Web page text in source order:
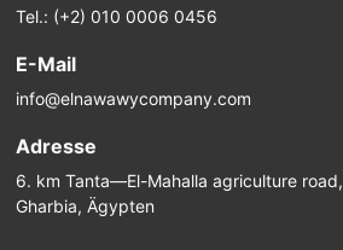
Tel.: (+2) 010 0006 0456
E-Mail
info@elnawawycompany.com
Adresse
6. km Tanta—El-Mahalla agriculture road,
Gharbia, Ägypten